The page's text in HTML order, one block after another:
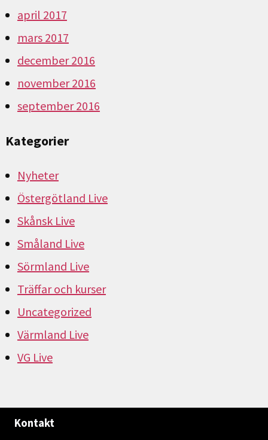
april 2017
mars 2017
december 2016
november 2016
september 2016
Kategorier
Nyheter
Östergötland Live
Skånsk Live
Småland Live
Sörmland Live
Träffar och kurser
Uncategorized
Värmland Live
VG Live
Kontakt